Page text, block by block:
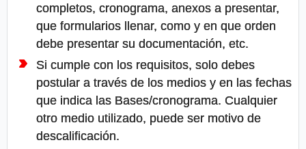
completos, cronograma, anexos a presentar,
que formularios llenar, como y en que orden
debe presentar su documentación, etc.
Si cumple con los requisitos, solo debes
postular a través de los medios y en las fechas
que indica las Bases/cronograma. Cualquier
otro medio utilizado, puede ser motivo de
descalificación.